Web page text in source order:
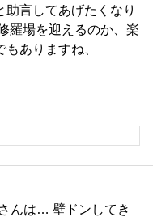
言してあげたくなり
羅場を迎えるのか、楽
ありますね、
んは… 壁ドンしてき